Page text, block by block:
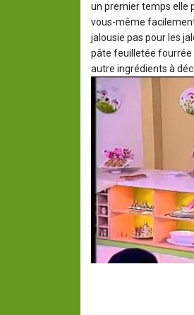
un premier temps elle
vous-même
jalousie pas pour les
pâte feuilletée fourrée
autre ingrédients à